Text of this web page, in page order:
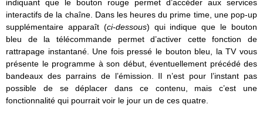
indiquant que le bouton rouge permet d’accéder aux services
interactifs de la chaîne. Dans les heures du prime time, une pop-up
supplémentaire apparaît (ci-dessous) qui indique que le bouton
bleu de la télécommande permet d’activer cette fonction de
rattrapage instantané. Une fois pressé le bouton bleu, la TV vous
présente le programme à son début, éventuellement précédé des
bandeaux des parrains de l’émission. Il n’est pour l’instant pas
possible de se déplacer dans ce contenu, mais c’est une
fonctionnalité qui pourrait voir le jour un de ces quatre.